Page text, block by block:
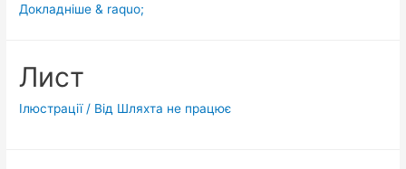
Неочікувано:
Рави-
Докладніше & raquo;
Лист
Ілюстрації/ Від Шляхта не працює